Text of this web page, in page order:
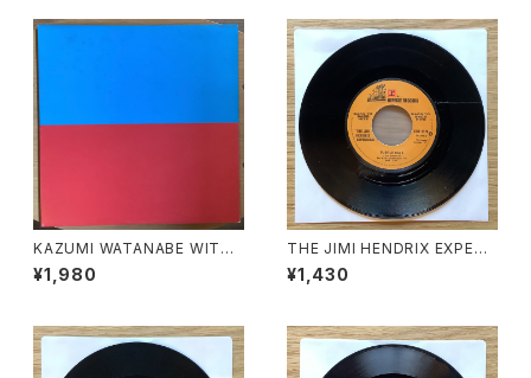
KAZUMI WATANABE WITH
LYUICHI SAKAMOTO / KYL
YN
¥1,980
THE JIMI HENDRIX EXPERI
ENCE / A: PURPLE HAZE /
B: FOXEY LADY
¥1,430